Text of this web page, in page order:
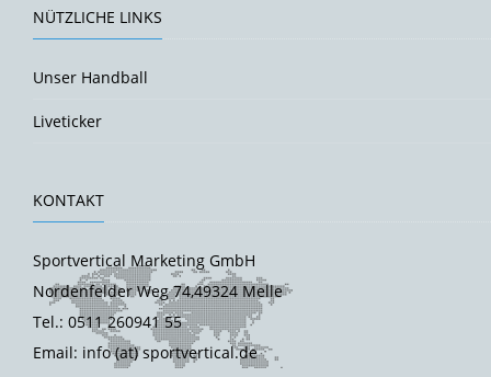
NÜTZLICHE LINKS
Unser Handball
Liveticker
KONTAKT
Sportvertical Marketing GmbH
Nordenfelder Weg 74,49324 Melle
Tel.: 0511 260941 55
Email: info (at) sportvertical.de